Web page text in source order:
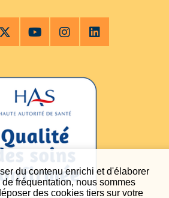
du contenu enrichi et d'élaborer
fréquentation, nous sommes
des cookies tiers sur votre